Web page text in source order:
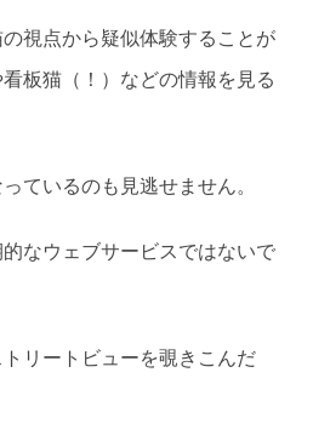
視点から疑似体験することが
板猫（！）などの情報を見る
ているのも見逃せません。
なウェブサービスではないで
リートビューを覗きこんだ